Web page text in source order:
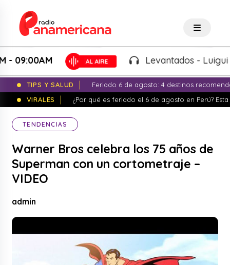
Levantados - Luigui
TIPS Y SALUD
Feriado 6 de agosto: 4 destinos
VIRALES
¿Por qué es feriado el 6 de agosto en Perú?
TENDENCIAS
Warner Bros celebra los 75 años de
Superman con un cortometraje –
VIDEO
admin